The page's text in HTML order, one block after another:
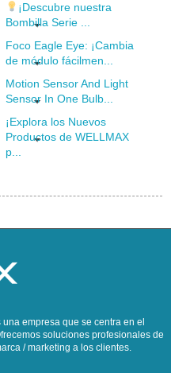
¡Descubre nuestra
Bombilla Serie ...
Foco Eagle Eye: ¡Cambia
de módulo fácilmen...
Motion Sensor And Light
Sensor In One Bulb...
¡Explora los Nuevos
Productos de WELLMAX
p...
empresa que se centra en el
soluciones profesionales de
/ marketing a los clientes.